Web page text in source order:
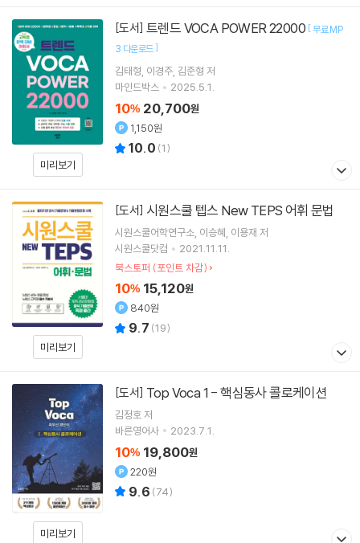
미리보기
[도서] 트렌드 VOCA POWER 22000 [무료 MP
3 다운로드]
김태형 이경주 김준형 저
마인드박스
2025.5.1.
10% 20,700원
1,150원
10.0 (1)
미리보기
[도서] 시원스쿨 텝스 New TEPS 어휘 문법
시원스쿨어학연구소 이승혜 이용재 저
시원스쿨닷컴
2021.11.11.
북스토퍼 (포인트 차감)
10% 15,120원
840원
9.7 (19)
미리보기
[도서] Top Voca 1 - 핵심동사 콜로케이션
김정호저
바른영어사
2023.7.1.
10% 19,800원
220원
9.6 (74)